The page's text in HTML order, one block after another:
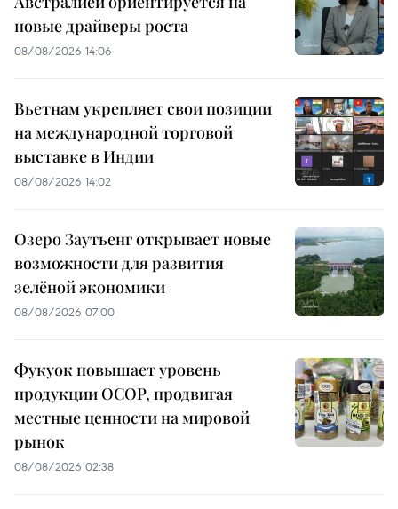
новые драйверы роста
08/08/2026 14:06
Вьетнам укрепляет свои позиции
на международной торговой
выставке в Индии
08/08/2026 14:02
Озеро Заутьенг открывает новые
возможности для развития
зелёной экономики
08/08/2026 07:00
Фукуок повышает уровень
продукции OCOP, продвигая
местные ценности на мировой
рынок
08/08/2026 02:38